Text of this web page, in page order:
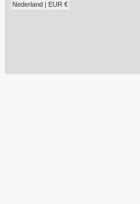
Nederland | EUR €